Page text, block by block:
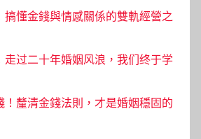
搞懂金錢與情感關係的雙軌經營之
走过二十年婚姻风浪，我们终于学
！釐清金錢法則，才是婚姻穩固的